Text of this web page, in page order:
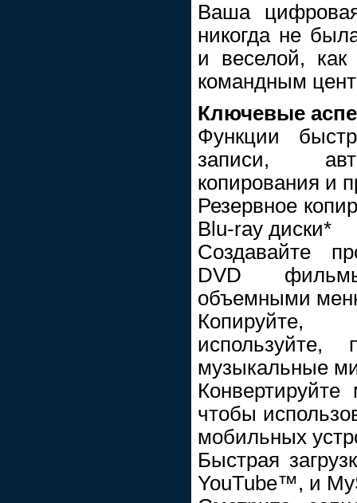
Ваша
никогда не
и веселой,
командным
Ключевые
Функции
записи,
копирования и
Резервное
Blu-ray диски*
Создавайте
DVD
объемными
Копируйте,
используйте,
музыкальные
чтобы
мобильных
Быстрая
YouTube™, и